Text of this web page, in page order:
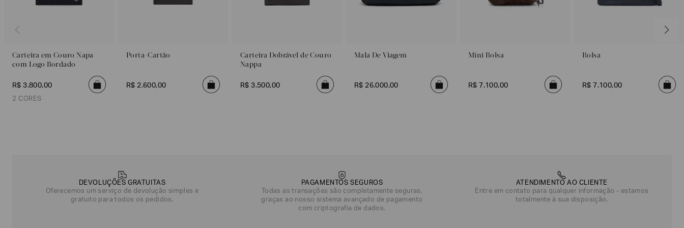
Carteira em Couro Napa
com Logo Bordado
R$ 3.800,00
2 CORES
Porta-Cartão
R$ 2.600,00
Carteira Dobrável de Couro
Nappa
R$ 3.500,00
Mala De Viagem
R$ 26.000,00
Mini Bolsa
R$ 7 .100,00
Bolsa
R$ 7 .100,00
DEVOLUÇÕES GRATUITAS
Oferecemos um serviço de devolução simples e
gratuito para todos os pedidos.
PAGAMENTOS SEGUROS
Todas as transações são completamente seguras,
graças ao nosso sistema avançado de pagamento
com criptografia de dados.
ATENDIMENTO AO CLIENTE
Entre em contato para qualquer informação - estamos
totalmente à sua disposição.
sobre
você?
DATA DE NASCIMENTO*